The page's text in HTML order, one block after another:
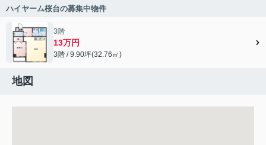
ハイヤーム桜台の募集中物件
3階
13万円
3階 / 9.90坪(32.76㎡)
地図